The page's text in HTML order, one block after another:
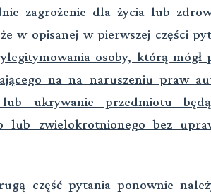
zagrożenie dla życia lub
w opisanej w pierwszej części
osoby, którą mógł
na na naruszeniu praw
ukrywanie przedmiotu
lub zwielokrotnionego bez
część pytania ponownie